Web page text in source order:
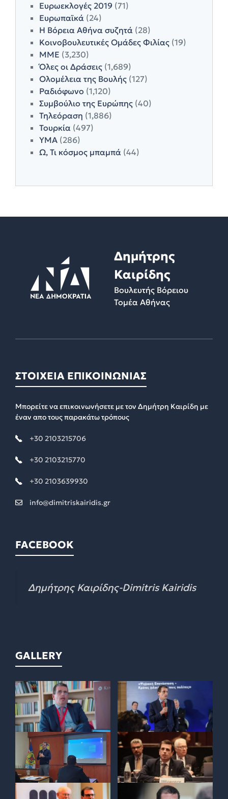
Ευρωεκλογές 2019 (71)
Ευρωπαϊκά (24)
Η Βόρεια Αθήνα συζητά (28)
Κοινοβουλευτικές Ομάδες Φιλίας (19)
ΜΜΕ (3,230)
Όλες οι Δράσεις (1,689)
Ολομέλεια της Βουλής (127)
Ραδιόφωνο (1,120)
Συμβούλιο της Ευρώπης (40)
Τηλεόραση (1,886)
Τουρκία (497)
ΥΜΑ (286)
Ω, Τι κόσμος μπαμπά (44)
Δημήτρης
Καιρίδης
Βουλευτής Βόρειου
Τομέα Αθήνας
ΣΤΟΙΧΕΙΑ ΕΠΙΚΟΙΝΩΝΙΑΣ
Μπορείτε να επικοινωνήσετε με τον Δημήτρη Καιρίδη με
έναν απο τους παρακάτω τρόπους
+30 2103215706
+30 2103215770
+30 2103639930
info@dimitriskairidis.gr
FACEBOOK
Δημήτρης Καιρίδης-Dimitris Kairidis
GALLERY